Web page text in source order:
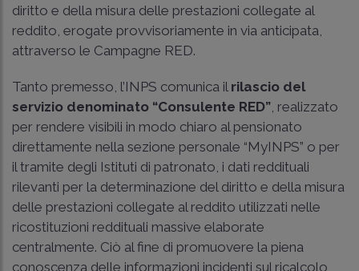
diritto e della misura delle prestazioni collegate al
reddito, erogate provvisoriamente in via anticipata,
attraverso le Campagne RED.
Tanto premesso, l’INPS comunica il rilascio del
servizio denominato “Consulente RED”, realizzato
per rendere visibili in modo chiaro al pensionato
direttamente nella sezione personale “MyINPS” o per
il tramite degli Istituti di patronato, i dati reddituali
rilevanti per la determinazione del diritto e della misura
delle prestazioni collegate al reddito utilizzati nelle
ricostituzioni reddituali massive elaborate
centralmente. Ciò al fine di promuovere la piena
conoscenza delle informazioni incidenti sul ricalcolo